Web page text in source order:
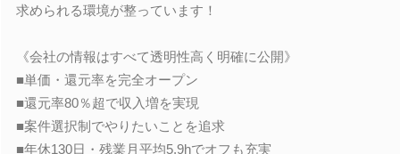
求められる環境が整っています！
《会社の情報はすべて透明性高く明確に公開》
■単価・還元率を完全オープン
■還元率80％超で収入増を実現
■案件選択制でやりたいことを追求
■年休130日・残業月平均5.9hでオフも充実